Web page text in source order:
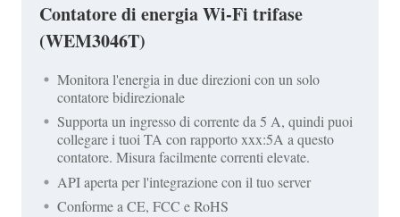
Contatore di energia Wi-Fi trifase
(WEM3046T)
Monitora l'energia in due direzioni con un solo
contatore bidirezionale
Supporta un ingresso di corrente da 5 A, quindi puoi
collegare i tuoi TA con rapporto xxx:5A a questo
contatore. Misura facilmente correnti elevate.
API aperta per l'integrazione con il tuo server
Conforme a CE, FCC e RoHS